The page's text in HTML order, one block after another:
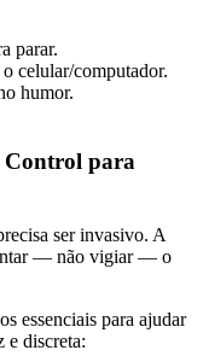
parar.
celular/computador.
humor.
Control para
ser invasivo. A
— não vigiar — o
essenciais para ajudar
e discreta: